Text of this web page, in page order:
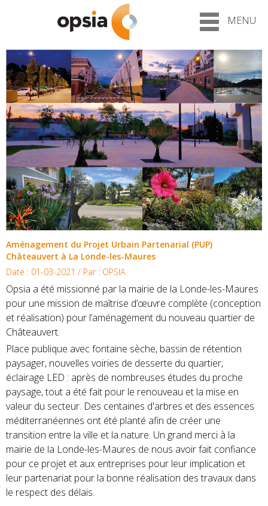
MENU
Aménagement du Projet Urbain Partenarial (PUP)
Châteauvert à La Londe-les-Maures
Date : 01-03-2021 / Par : OPSIA
Opsia a été missionné par la mairie de la Londe-les-Maures
pour une mission de maîtrise d’œuvre complète (conception
et réalisation) pour l’aménagement du nouveau quartier de
Châteauvert.
Place publique avec fontaine sèche, bassin de rétention
paysager, nouvelles voiries de desserte du quartier,
éclairage LED : après de nombreuses études du proche
paysage, tout a été fait pour le renouveau et la mise en
valeur du secteur. Des centaines d'arbres et des essences
méditerranéennes ont été planté afin de créer une
transition entre la ville et la nature. Un grand merci à la
mairie de la Londe-les-Maures de nous avoir fait confiance
pour ce projet et aux entreprises pour leur implication et
leur partenariat pour la bonne réalisation des travaux dans
le respect des délais.